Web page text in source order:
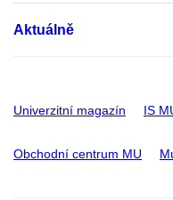
Aktuálně
Univerzitní magazín IS
Obchodní centrum MU